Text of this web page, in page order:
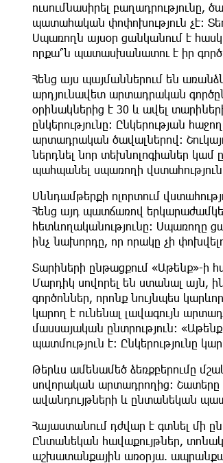
ուսումնասիրել բաղադրությունը,
պատահական փոփոխություն չէ։
Սպառողն այսօր ցանկանում է
որքա՞ն պատասխանատու է իր
Հենց այս պայմաններում են
արդյունավետ արտադրական
օրինակներից է 30 և ավել
ընկերությունը։ Ընկերության
արտադրական ծավալներով։
ներդնել նոր տեխնոլոգիաներ կամ
պահպանել սպառողի
Սննդամթերքի ոլորտում
Հենց այդ պատճառով
հետևողականությունը։ Սպառողը
ինչ նախորդը, որ որակը չի
Տարիների ընթացքում «Աթենք»-ի
Մարդիկ սովորել են ստանալ այն,
գործոններ, որոնք նույնպես
կարող է ունենալ լավագույն
մասսայական ընտրություն։
պատմություն է։ Ընկերությունը
Թերևս ամենամեծ ձեռքբերումը
սովորական արտադրողից։ Շատերը
ավանդույթների և ընտանեկան
Հայաստանում դժվար է գտնել մի
Ընտանեկան հավաքույթներ,
աշխատանքային առօրյա.